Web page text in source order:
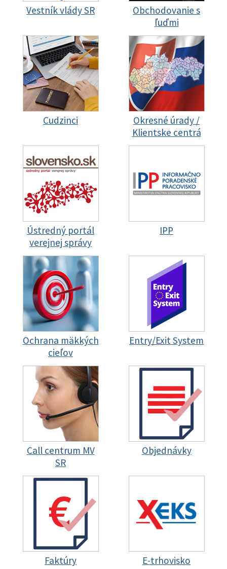
Vestník vlády SR
Obchodovanie s
ľuďmi
Cudzinci
Okresné úrady /
Klientske centrá
Ústredný portál
verejnej správy
IPP
Ochrana mäkkých
cieľov
Entry/Exit System
Call centrum MV
SR
Objednávky
Faktúry E-trhovisko